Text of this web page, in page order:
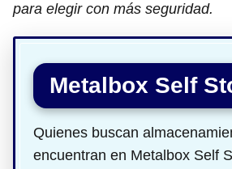
para elegir con más seguridad.
Metalbox Self
Quienes buscan
encuentran en Metalbox Self